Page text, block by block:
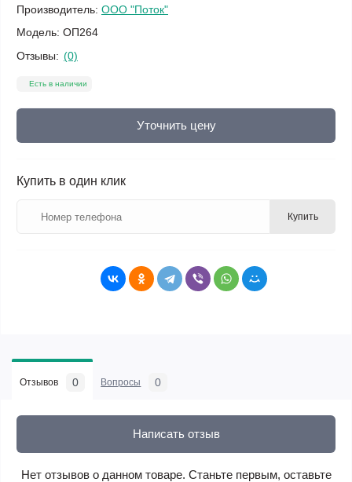
Производитель: ООО "Поток"
Модель: ОП264
Отзывы: (0)
Есть в наличии
Уточнить цену
Купить в один клик
Купить
Отзывов 0 Вопросы 0
Написать отзыв
Нет отзывов о данном товаре. Станьте первым, оставьте